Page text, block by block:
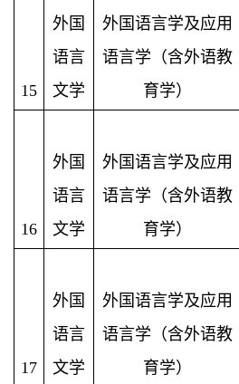
15
外国
语言
文学
外国语言学及应用
语言学（含外语教
育学）
16
外国
语言
文学
外国语言学及应用
语言学（含外语教
育学）
17
外国
语言
文学
外国语言学及应用
语言学（含外语教
育学）